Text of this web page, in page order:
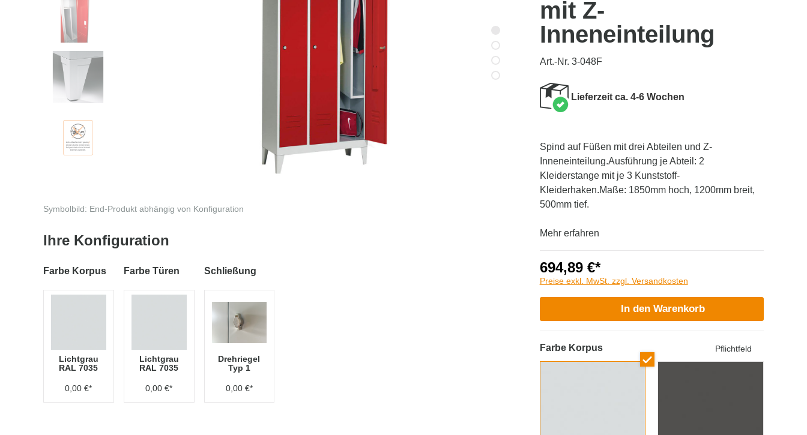
Symbolbild: End-Produkt abhängig von Konfiguration
Ihre Konfiguration
Farbe Korpus
Lichtgrau
RAL 7035
0,00 €*
Farbe Türen
Lichtgrau
RAL 7035
0,00 €*
Schließung
Drehriegel
Typ 1
0,00 €*
mit Z-
Inneneinteilung
Art.-Nr. 3-048F
Lieferzeit ca. 4-6 Wochen
Spind auf Füßen mit drei Abteilen und Z-
Inneneinteilung.Ausführung je Abteil: 2
Kleiderstange mit je 3 Kunststoff-
Kleiderhaken.Maße: 1850mm hoch, 1200mm breit,
500mm tief.
Mehr erfahren
694,89 €*
Preise exkl. MwSt. zzgl. Versandkosten
In den Warenkorb
Farbe Korpus Pflichtfeld